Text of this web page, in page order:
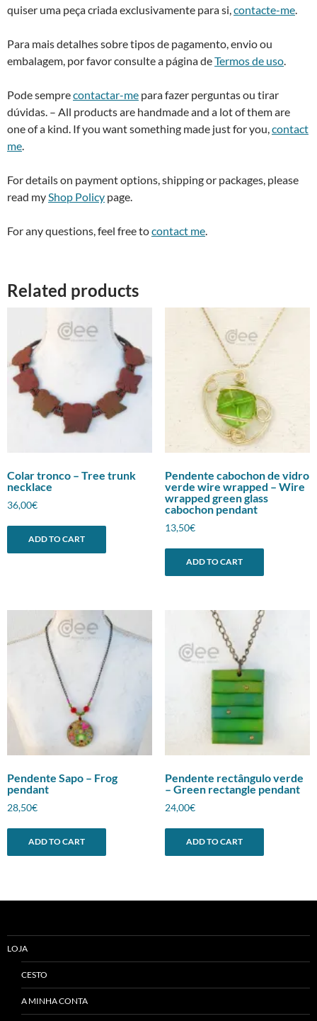
quiser uma peça criada exclusivamente para si, contacte-me
Para mais detalhes sobre tipos de pagamento, envio ou
embalagem, por favor consulte a página deTermos de uso
Pode semprecontactar-me para fazer perguntas ou tirar
dúvidas. – All products are handmade and a lot of them are
one of a kind. If you want something made just for you, contact
me
For details on payment options, shipping or packages, please
read my Shop Policy page.
For any questions, feel free tocontact me
Related products
Colar tronco – Tree trunk
necklace
36,00€
ADD TO CART
Pendente cabochon de vidro
verde wire wrapped – Wire
wrapped green glass
cabochon pendant
13,50€
ADD TO CART
Pendente Sapo – Frog
pendant
28,50€
ADD TO CART
Pendente rectângulo verde
– Green rectangle pendant
24,00€
ADD TO CART
LOJA
CESTO
A MINHA CONTA